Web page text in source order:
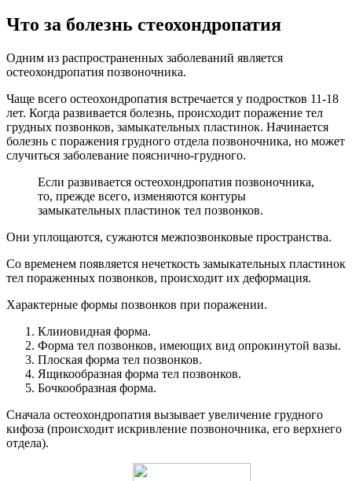
Что за болезнь стеохондропатия
Одним из распространенных заболеваний является
остеохондропатия позвоночника.
Чаще всего остеохондропатия встречается у подростков 11-18
лет. Когда развивается болезнь, происходит поражение тел
грудных позвонков, замыкательных пластинок. Начинается
болезнь с поражения грудного отдела позвоночника, но может
случиться заболевание пояснично-грудного.
Если развивается остеохондропатия позвоночника,
то, прежде всего, изменяются контуры
замыкательных пластинок тел позвонков.
Они уплощаются, сужаются межпозвонковые пространства.
Со временем появляется нечеткость замыкательных пластинок
тел пораженных позвонков, происходит их деформация.
Характерные формы позвонков при поражении.
Клиновидная форма.
Форма тел позвонков, имеющих вид опрокинутой вазы.
Плоская форма тел позвонков.
Ящикообразная форма тел позвонков.
Бочкообразная форма.
Сначала остеохондропатия вызывает увеличение грудного
кифоза (происходит искривление позвоночника, его верхнего
отдела).